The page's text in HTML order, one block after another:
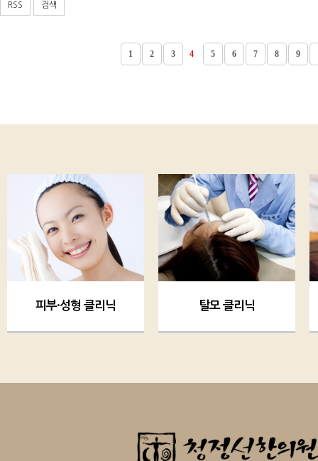
RSS 검색
1 2 3 4 5 6 7 8 9
피부·성형 클리닉 탈모 클리닉